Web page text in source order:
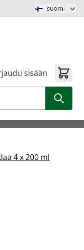
suomi
sisään
4 x 200 ml